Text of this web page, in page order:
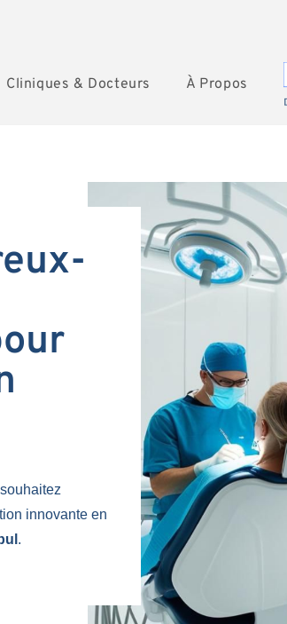
Cliniques & Docteurs À Propos
innovante en
.